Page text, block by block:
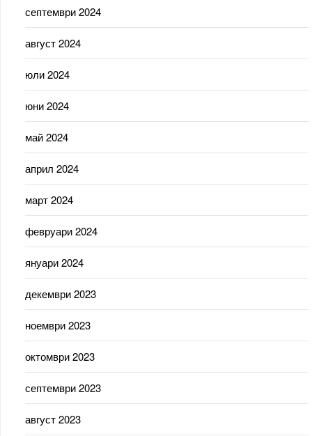
септември 2024
август 2024
юли 2024
юни 2024
май 2024
април 2024
март 2024
февруари 2024
януари 2024
декември 2023
ноември 2023
октомври 2023
септември 2023
август 2023